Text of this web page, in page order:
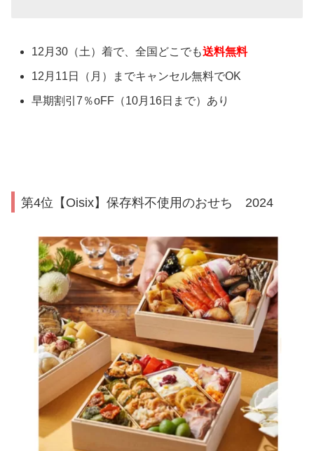
12月30（土）着で、全国どこでも送料無料
12月11日（月）までキャンセル無料でOK
早期割引7％oFF（10月16日まで）あり
第4位【Oisix】保存料不使用のおせち 2024